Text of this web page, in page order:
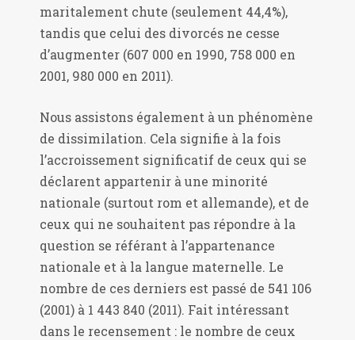
maritalement chute (seulement 44,4%),
tandis que celui des divorcés ne cesse
d’augmenter (607 000 en 1990, 758 000 en
2001, 980 000 en 2011).
Nous assistons également à un phénomène
de dissimilation. Cela signifie à la fois
l’accroissement significatif de ceux qui se
déclarent appartenir à une minorité
nationale (surtout rom et allemande), et de
ceux qui ne souhaitent pas répondre à la
question se référant à l’appartenance
nationale et à la langue maternelle. Le
nombre de ces derniers est passé de 541 106
(2001) à 1 443 840 (2011). Fait intéressant
dans le recensement : le nombre de ceux